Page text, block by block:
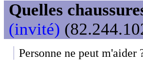
Quelles
(invité)
Personne ne peut m'aider